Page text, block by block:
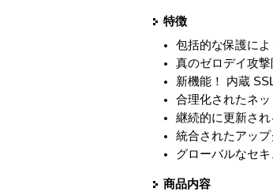
特徴
包括的な保護に
真のゼロデイ攻撃
新機能！ 内蔵
合理化されたネ
継続的に更新さ
統合されたアッ
グローバルなセ
商品内容